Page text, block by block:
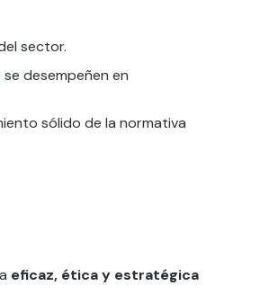
sector.
desempeñen en
sólido de la normativa
eficaz, ética y estratégica